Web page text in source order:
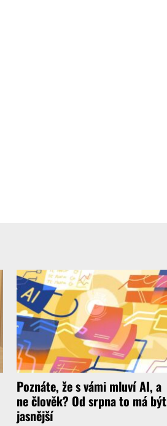
Poznáte, že s vámi mluví AI, a
ne člověk? Od srpna to má být
jasnější